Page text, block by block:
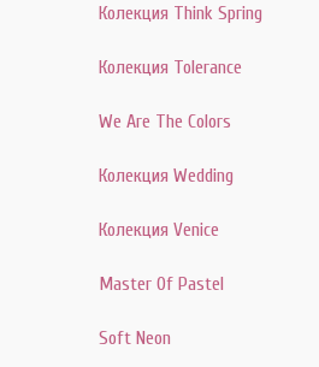
Колекция Think Spring
Колекция Tolerance
We Are The Colors
Колекция Wedding
Колекция Venice
Master Of Pastel
Soft Neon